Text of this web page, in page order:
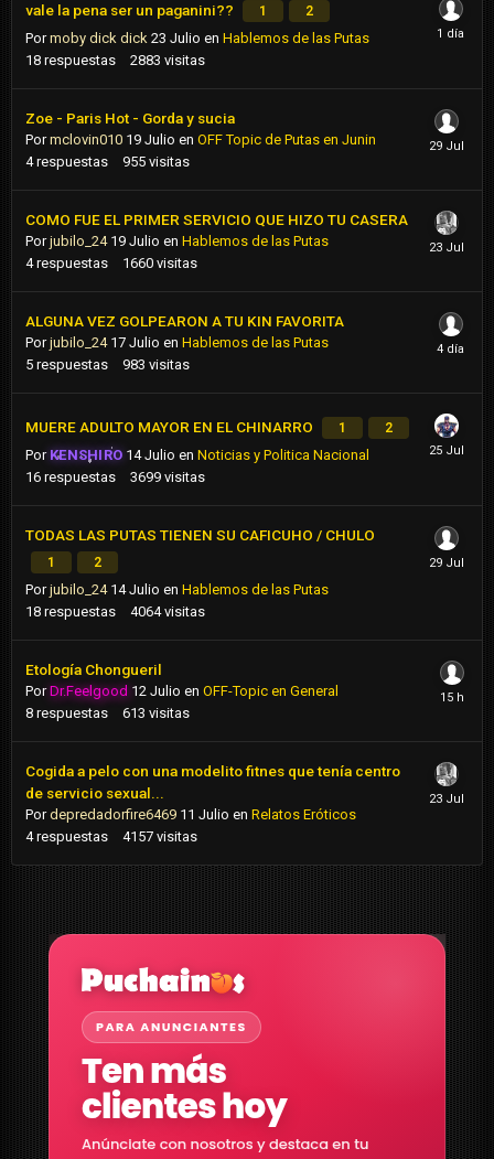
vale la pena ser un paganini?? 1 2
Pormoby dick dick 23 Julio en Hablemos de las Putas
18 respuestas 2883 visitas
Zoe - Paris Hot - Gorda y sucia
Pormclovin010 19 Julio en OFF Topic de Putas en Junin
4 respuestas 955 visitas
COMO FUE EL PRIMER SERVICIO QUE HIZO TU CASERA
Porjubilo_24 19 Julio en Hablemos de las Putas
4 respuestas 1660 visitas
ALGUNA VEZ GOLPEARON A TU KIN FAVORITA
Porjubilo_24 17 Julio en Hablemos de las Putas
5 respuestas 983 visitas
MUERE ADULTO MAYOR EN EL CHINARRO 1 2
Por KENSHIRO 14 Julio enNoticias y Politica Nacional
16 respuestas 3699 visitas
TODAS LAS PUTAS TIENEN SU CAFICUHO / CHULO
1 2
Porjubilo_24 14 Julio en Hablemos de las Putas
18 respuestas 4064 visitas
Etología Chongueril
PorDr.Feelgood 12 Julio en OFF-Topic en General
8 respuestas 613 visitas
Cogida a pelo con una modelito fitnes que tenía centro
de servicio sexual...
Pordepredadorfire6469 11 Julio en Relatos Eróticos
4 respuestas 4157 visitas